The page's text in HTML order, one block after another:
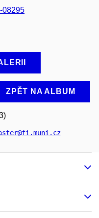
ZPĚT NA ALBUM
@fi.muni.cz